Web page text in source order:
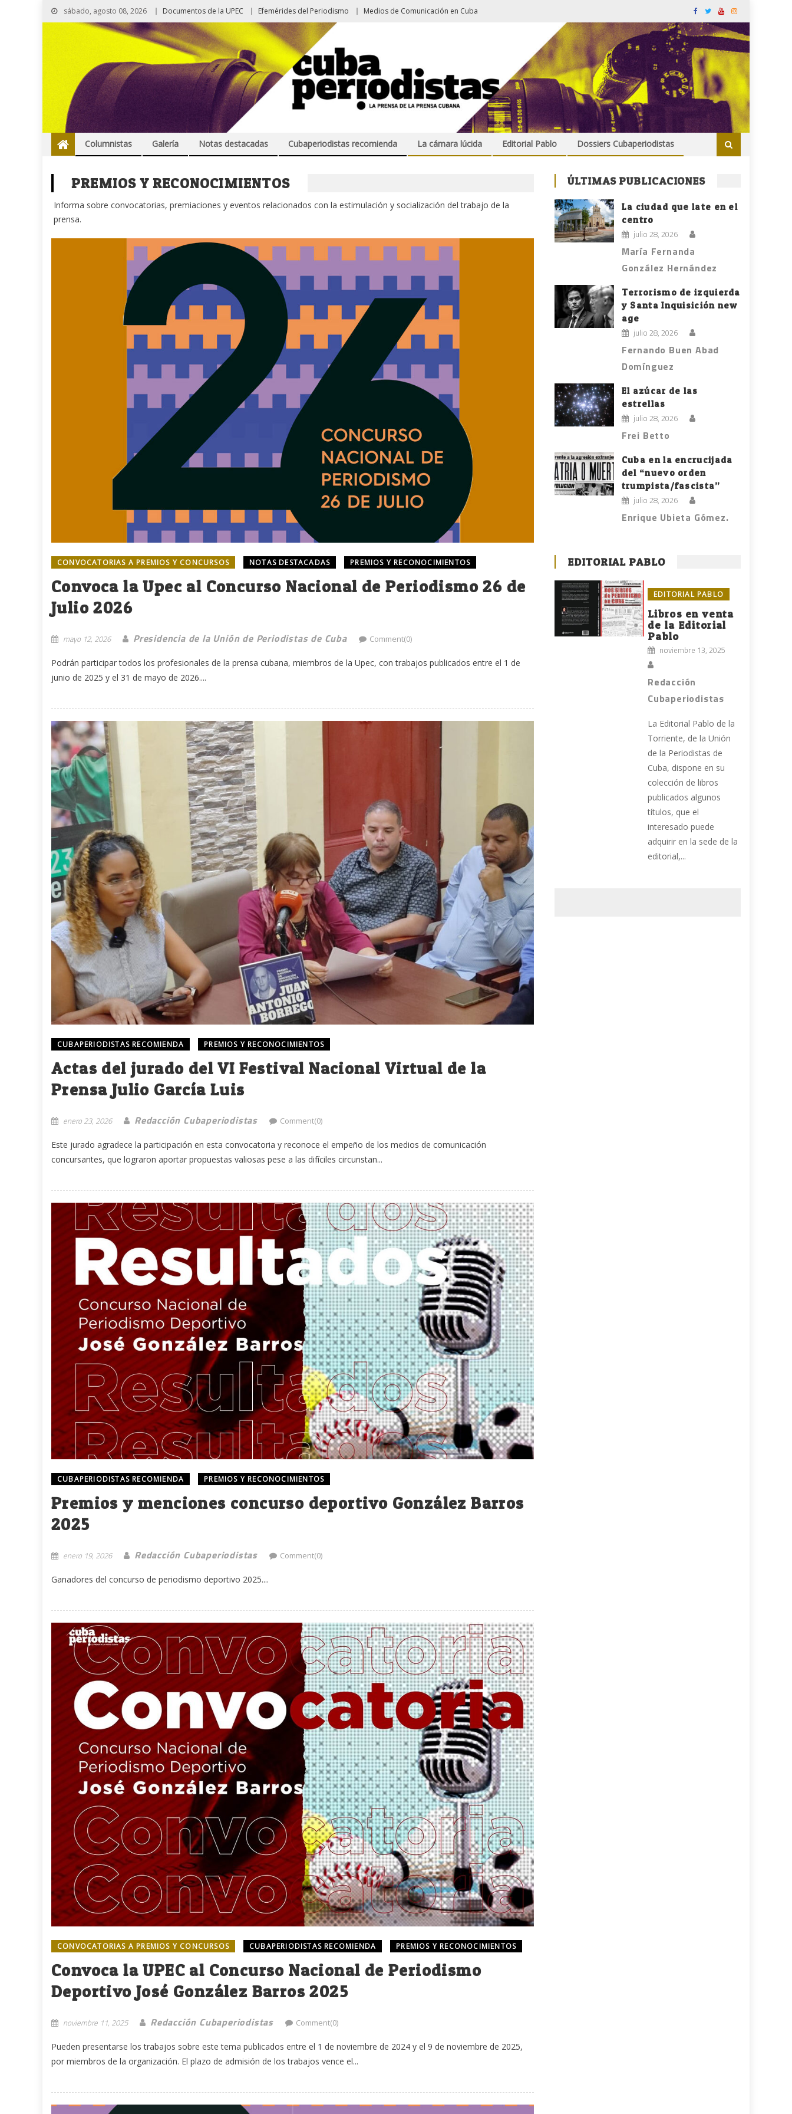
sábado, agosto 08, 2026 Documentos de la UPEC Efemérides del Periodismo Medios de Comunicación en Cuba
Columnistas Galería Notas destacadas Cubaperiodistas recomienda La cámara lúcida Editorial Pablo Dossiers Cubaperiodistas
PREMIOS Y RECONOCIMIENTOS
Informa sobre convocatorias, premiaciones y eventos relacionados con la estimulación y socialización del trabajo de la
prensa.
CONVOCATORIAS A PREMIOS Y CONCURSOS NOTAS DESTACADAS PREMIOS Y RECONOCIMIENTOS
Convoca la Upec al Concurso Nacional de Periodismo 26 de
Julio 2026
mayo 12, 2026 Presidencia de la Unión de Periodistas de Cuba Comment(0)
Podrán participar todos los profesionales de la prensa cubana, miembros de la Upec, con trabajos publicados entre el 1 de
junio de 2025 y el 31 de mayo de 2026....
CUBAPERIODISTAS RECOMIENDA PREMIOS Y RECONOCIMIENTOS
Actas del jurado del VI Festival Nacional Virtual de la
Prensa Julio García Luis
enero 23, 2026 Redacción Cubaperiodistas Comment(0)
Este jurado agradece la participación en esta convocatoria y reconoce el empeño de los medios de comunicación
concursantes, que lograron aportar propuestas valiosas pese a las difíciles circunstan...
CUBAPERIODISTAS RECOMIENDA PREMIOS Y RECONOCIMIENTOS
Premios y menciones concurso deportivo González Barros
2025
enero 19, 2026 Redacción Cubaperiodistas Comment(0)
Ganadores del concurso de periodismo deportivo 2025....
CONVOCATORIAS A PREMIOS Y CONCURSOS CUBAPERIODISTAS RECOMIENDA PREMIOS Y RECONOCIMIENTOS
Convoca la UPEC al Concurso Nacional de Periodismo
Deportivo José González Barros 2025
noviembre 11, 2025 Redacción Cubaperiodistas Comment(0)
Pueden presentarse los trabajos sobre este tema publicados entre el 1 de noviembre de 2024 y el 9 de noviembre de 2025,
por miembros de la organización. El plazo de admisión de los trabajos vence el...
ÚLTIMAS PUBLICACIONES
La ciudad que late en el
centro
julio 28, 2026
María Fernanda
González Hernández
Terrorismo de izquierda
y Santa Inquisición new
age
julio 28, 2026
Fernando Buen Abad
Domínguez
El azúcar de las
estrellas
julio 28, 2026
Frei Betto
Cuba en la encrucijada
del “nuevo orden
trumpista/fascista”
julio 28, 2026
Enrique Ubieta Gómez.
EDITORIAL PABLO
EDITORIAL PABLO
Libros en venta
de la Editorial
Pablo
noviembre 13, 2025
Redacción
Cubaperiodistas
La Editorial Pablo de la
Torriente, de la Unión
de la Periodistas de
Cuba, dispone en su
colección de libros
publicados algunos
títulos, que el
interesado puede
adquirir en la sede de la
editorial,...